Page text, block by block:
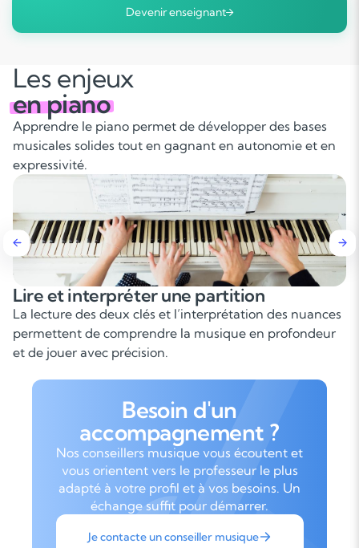
Devenir enseignant
Les enjeux
en piano
Apprendre le piano permet de développer des bases
musicales solides tout en gagnant en autonomie et en
expressivité.
des nuances
en profondeur
Développer sa
indépendance
Le piano sollicite les deux
demande une grande
Besoin d'un
accompagnement ?
Nos conseillers musique vous écoutent et
vous orientent vers le professeur le plus
adapté à votre profil et à vos besoins. Un
échange suffit pour démarrer.
Je contacte un conseiller musique